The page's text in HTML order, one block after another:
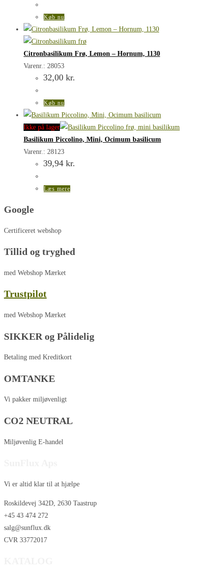
Køb nu
Citronbasilikum Frø, Lemon – Hornum, 1130
Varenr.: 28053
32,00 kr.
Køb nu
Ikke på lager
Basilikum Piccolino, Mini, Ocimum basilicum
Varenr.: 28123
39,94 kr.
Læs mere
Google
Certificeret webshop
Tillid og tryghed
med Webshop Mærket
Trustpilot
med Webshop Mærket
SIKKER og Pålidelig
Betaling med Kreditkort
OMTANKE
Vi pakker miljøvenligt
CO2 NEUTRAL
Miljøvenlig E-handel
Vi er altid klar til at hjælpe
Roskildevej 342D, 2630 Taastrup
+45 43 474 272
salg@sunflux.dk
CVR 33772017